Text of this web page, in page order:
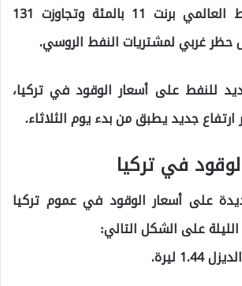
قفزت أسعار النفط العالمي برنت 11 بالمئة وتجاوزت 131
حظر غربي لمشتريات النفط الروسي.
للنفط على أسعار الوقود في تركيا،
جديد يطبق من بدء يوم الثلاثاء.
في تركيا
على أسعار الوقود في عموم تركيا
على الشكل التالي: